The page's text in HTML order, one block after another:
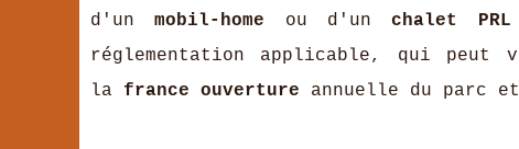
d'unmobil-home ou d'unchalet PRL
réglementation applicable, qui peut
la france ouverture annuelle du parc